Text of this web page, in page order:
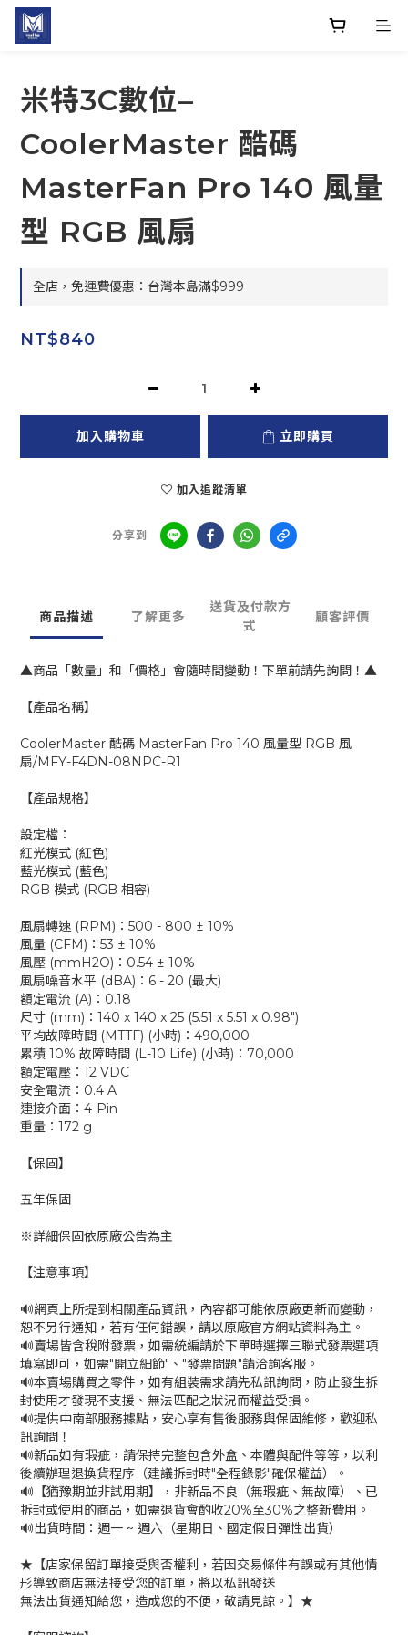
米特3C數位–
CoolerMaster 酷碼
MasterFan Pro 140 風量
型 RGB 風扇
全店，免運費優惠：台灣本島滿$999
NT$840
加入購物車 立即購買
加入追蹤清單
分享到
商品描述 了解更多
送貨及付款方
式
顧客評價
▲商品「數量」和「價格」會隨時間變動！下單前請先詢問！▲
【產品名稱】
CoolerMaster 酷碼 MasterFan Pro 140 風量型 RGB 風
扇/MFY-F4DN-08NPC-R1
【產品規格】
設定檔：
紅光模式 (紅色)
藍光模式 (藍色)
RGB 模式 (RGB 相容)
風扇轉速 (RPM)：500 - 800 ± 10%
風量 (CFM)：53 ± 10%
風壓 (mmH2O)：0.54 ± 10%
風扇噪音水平 (dBA)：6 - 20 (最大)
額定電流 (A)：0.18
尺寸 (mm)：140 x 140 x 25 (5.51 x 5.51 x 0.98")
平均故障時間 (MTTF) (小時)：490,000
累積 10% 故障時間 (L-10 Life) (小時)：70,000
額定電壓：12 VDC
安全電流：0.4 A
連接介面：4-Pin
重量：172 g
【保固】
五年保固
※詳細保固依原廠公告為主
【注意事項】
🔊網頁上所提到相關產品資訊，內容都可能依原廠更新而變動，
恕不另行通知，若有任何錯誤，請以原廠官方網站資料為主。
🔊賣場皆含稅附發票，如需統編請於下單時選擇三聯式發票選項
填寫即可，如需"開立細節"、"發票問題"請洽詢客服。
🔊本賣場購買之零件，如有組裝需求請先私訊詢問，防止發生拆
封使用才發現不支援、無法匹配之狀況而權益受損。
🔊提供中南部服務據點，安心享有售後服務與保固維修，歡迎私
訊詢問！
🔊新品如有瑕疵，請保持完整包含外盒、本體與配件等等，以利
後續辦理退換貨程序（建議拆封時"全程錄影"確保權益）。
🔊【猶豫期並非試用期】，非新品不良（無瑕疵、無故障）、已
拆封或使用的商品，如需退貨會酌收20%至30%之整新費用。
🔊出貨時間：週一 ~ 週六（星期日、國定假日彈性出貨）
★【店家保留訂單接受與否權利，若因交易條件有誤或有其他情
形導致商店無法接受您的訂單，將以私訊發送
無法出貨通知給您，造成您的不便，敬請見諒。】★